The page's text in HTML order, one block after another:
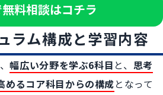
料相談はコチラ
ラム構成と学習内容
幅広い分野を学ぶ6科目 と、 思考
めるコア科目からの構成となって